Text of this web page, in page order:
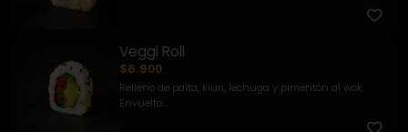
Veggi Roll
$6.900
Relleno de palta, kiuri, lechuga y pimentón al wok.
Envuelto...